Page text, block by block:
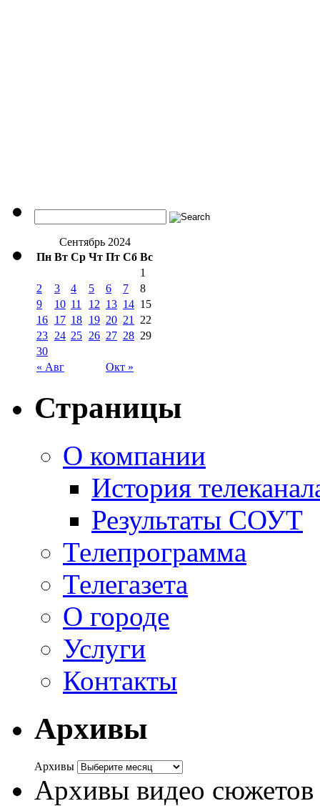
Сентябрь 2024
Пн Вт Ср Чт Пт Сб Вс
« Авг Окт »
1
2
3 4 5 6 7
8
9
10 11 12 13 14 15
16 17 18 19 20 21
22
23 24 25 26 27 28 29
30
Страницы
О компании
История
Результаты СОУТ
Телепрограмма
Телегазета
О городе
Услуги
Контакты
Архивы
Архивы
Архивы видео